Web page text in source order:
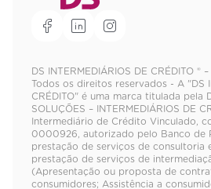
DS INTERMEDIÁRIOS DE CRÉDITO ®
Todos os direitos reservados - A "DS
CRÉDITO" é uma marca titulada pela
SOLUÇÕES – INTERMEDIÁRIOS DE
Intermediário de Crédito Vinculado,
0000926, autorizado pelo Banco de
prestação de serviços de consultoria
prestação de serviços de
(Apresentação ou proposta de
consumidores; Assistência a